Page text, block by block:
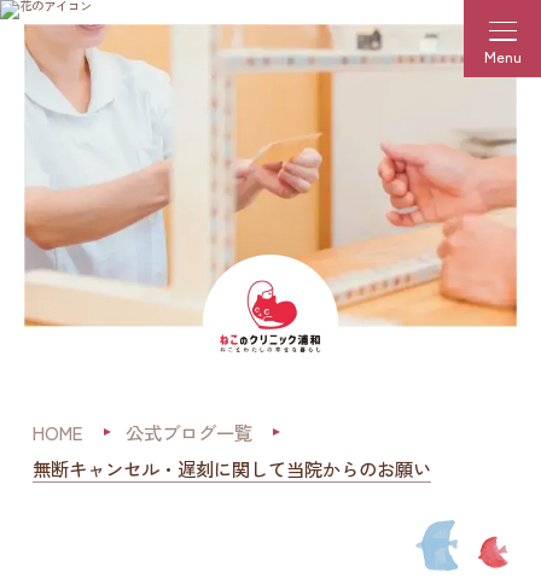
Menu
HOME
公式ブログ一覧
無断キャンセル・遅刻に関して当院からのお願い